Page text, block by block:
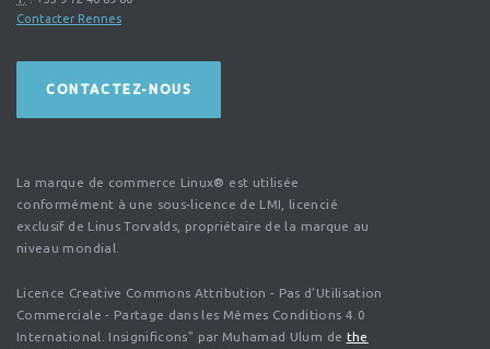
Contacter Rennes
CONTACTEZ-NOUS
La marque de commerce Linux® est utilisée
conformément à une sous-licence de LMI, licencié
exclusif de Linus Torvalds, propriétaire de la marque au
niveau mondial.
Licence Creative Commons Attribution - Pas d'Utilisation
Commerciale - Partage dans les Mêmes Conditions 4.0
International. Insignificons" par Muhamad Ulum de the